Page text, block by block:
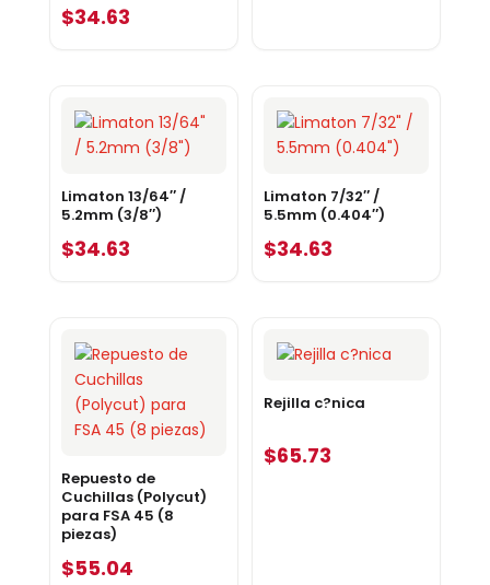
$34.63
Limaton 13/64″ /
5.2mm (3/8″)
$34.63
Limaton 7/32″ /
5.5mm (0.404″)
$34.63
Repuesto de
Cuchillas (Polycut)
para FSA 45 (8
piezas)
$55.04
Rejilla c?nica
$65.73